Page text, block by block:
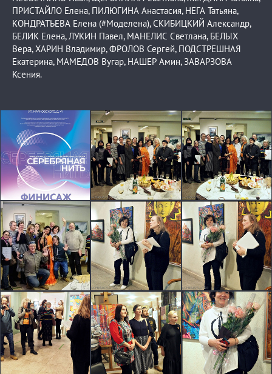
ПРИСТАЙЛО Елена, ПИЛЮГИНА Анастасия, НЕГА Татьяна,
КОНДРАТЬЕВА Елена (#Моделена), СКИБИЦКИЙ Александр,
БЕЛИК Елена, ЛУКИН Павел, МАНЕЛИС Светлана, БЕЛЫХ
Вера, ХАРИН Владимир, ФРОЛОВ Сергей, ПОДСТРЕШНАЯ
Екатерина, МАМЕДОВ Вугар, НАШЕР Амин, ЗАВАРЗОВА
Ксения.